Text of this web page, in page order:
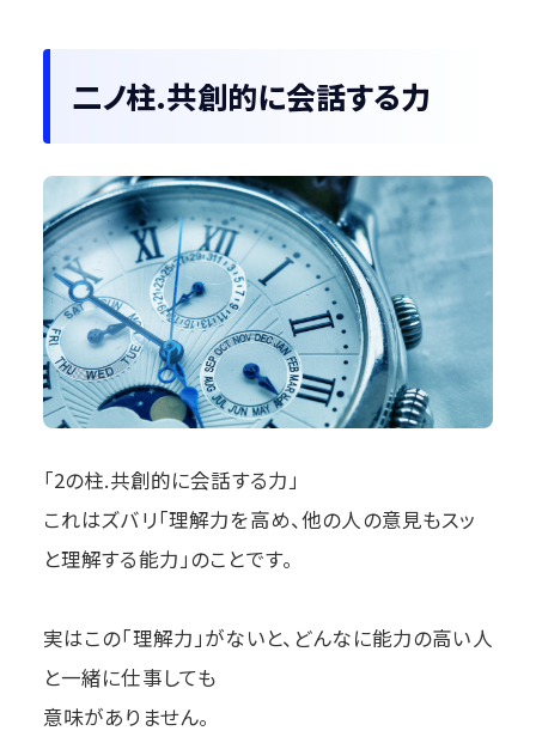
二ノ柱.共創的に会話する力
「2の柱.共創的に会話する力」
これはズバリ「理解力を高め、他の人の意見もスッ
と理解する能力」のことです。
実はこの「理解力」がないと、どんなに能力の高い人
と一緒に仕事しても
意味がありません。